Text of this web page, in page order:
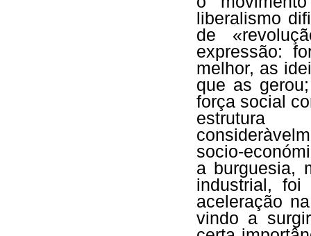
liberalismo
de
expressão:
melhor, as
que as
força social
estrutura
socio-
a burguesia,
industrial, foi
aceleração
vindo a